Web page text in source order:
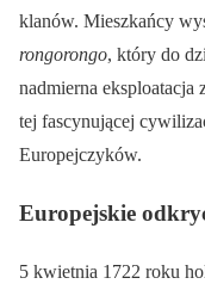
klanów. Mieszkańcy
rongorongo, który do
nadmierna eksploatacja
tej fascynującej
Europejczyków.
Europejskie
5 kwietnia 1722 roku